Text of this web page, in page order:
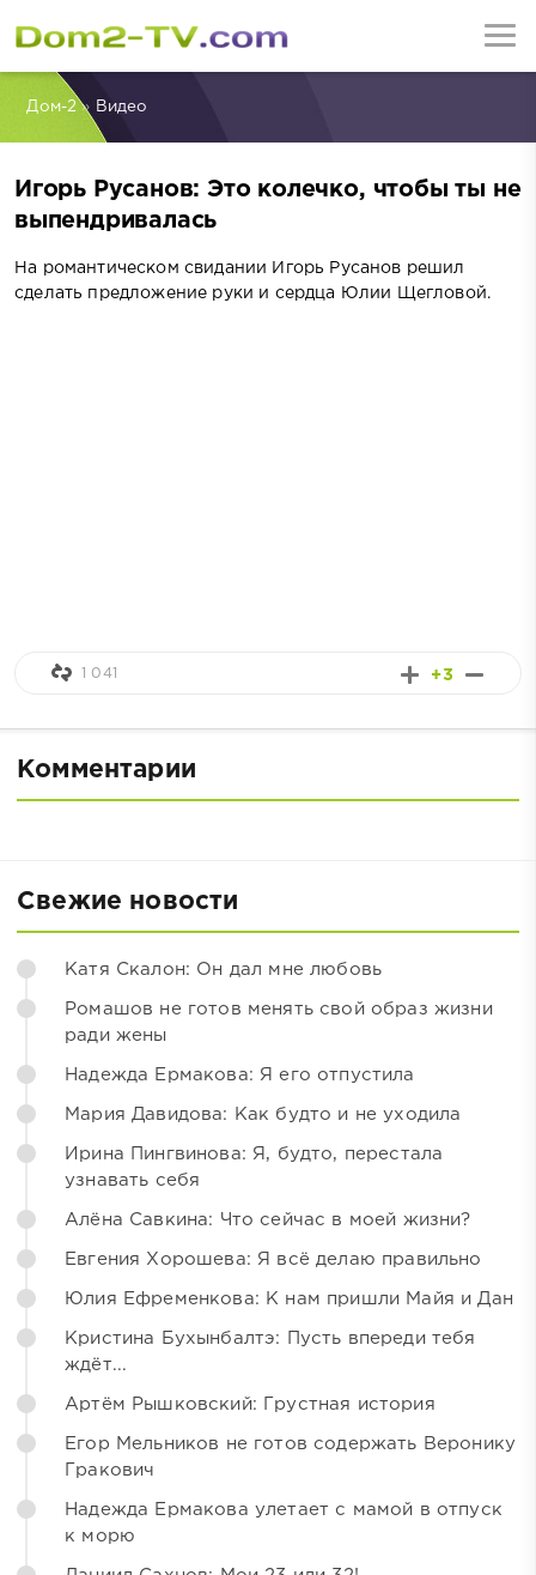
Дом-2» Видео
Игорь Русанов: Это колечко, чтобы ты не
выпендривалась
На романтическом свидании Игорь Русанов решил
сделать предложение руки и сердца Юлии Щегловой.
+3
1 041
Комментарии
Свежие новости
Катя Скалон: Он дал мне любовь
Ромашов не готов менять свой образ жизни
ради жены
Надежда Ермакова: Я его отпустила
Мария Давидова: Как будто и не уходила
Ирина Пингвинова: Я, будто, перестала
узнавать себя
Алёна Савкина: Что сейчас в моей жизни?
Евгения Хорошева: Я всё делаю правильно
Юлия Ефременкова: К нам пришли Майя и Дан
Кристина Бухынбалтэ: Пусть впереди тебя
ждёт...
Артём Рышковский: Грустная история
Егор Мельников не готов содержать Веронику
Гракович
Надежда Ермакова улетает с мамой в отпуск
к морю